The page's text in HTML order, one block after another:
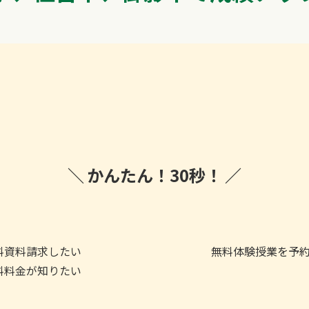
かんたん！ 30秒！
資料請求したい 無料体験授業を予
料金が知りたい